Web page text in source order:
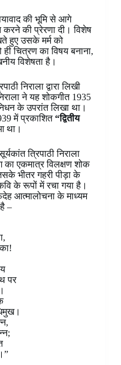
की भूमि से आगे
करने की प्रेरणा दी। विशेष
हुए उसके मर्म को
चित्रण का विषय बनाना,
विशेषता है।
निराला द्वारा लिखी
ने यह शोकगीत 1935
के उपरांत लिखा था।
में प्रकाशित“द्वितीय
था।
त्रिपाठी निराला
का एकमात्र विलक्षण शोक
भीतर गहरी पीड़ा के
के रूपों में रचा गया है।
आत्मालोचना के माध्यम
–
पर